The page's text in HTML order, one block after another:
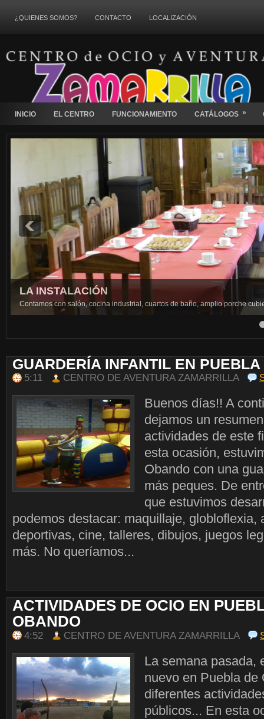
¿QUIENES SOMOS? CONTACTO LOCALIZACIÓN
INICIO EL CENTRO FUNCIONAMIENTO CATÁLOGOS »
LA INSTALACIÓN
Contamos con salón, cocina industrial, cuartos de baño, amplio porche
GUARDERÍA INFANTIL EN
5:11 CENTRO DE AVENTURA ZAMARRILLA
Buenos días!! A
dejamos un
actividades de este
esta ocasión,
Obando con una
más peques. De
que estuvimos
podemos destacar: maquillaje, globloflexia,
deportivas, cine, talleres, dibujos, juegos
más. No queríamos...
ACTIVIDADES DE OCIO EN
OBANDO
4:52 CENTRO DE AVENTURA ZAMARRILLA
La semana pasada,
nuevo en Puebla de
diferentes
públicos... En esta